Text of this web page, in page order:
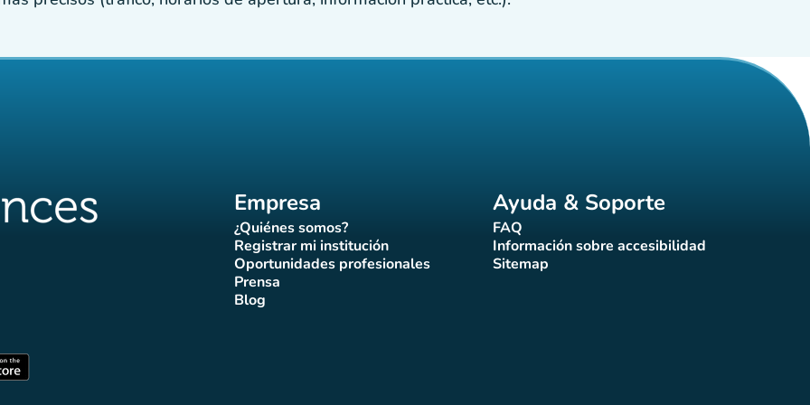
pestaña)
Empresa
¿Quiénes somos?
(nueva pestaña)
Registrar mi institución
(nueva pestaña)
Oportunidades profesionales
(nueva pestaña)
Prensa(nueva pestaña)
Blog(nueva pestaña)
Ayuda & Soporte
FAQ(nueva pestaña)
Información sobre accesibilidad
(nueva pestaña)
Sitemap(nueva pestaña)